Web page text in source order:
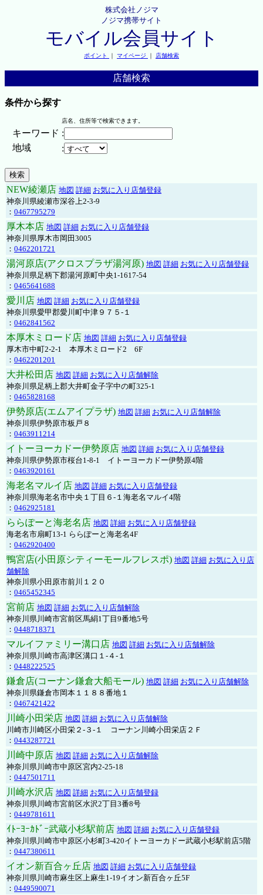
株式会社ノジマ
ノジマ携帯サイト
モバイル会員サイト
ポイント ｜ マイページ ｜ 店舗検索
店舗検索
条件から探す
店名、住所等で検索できます。
キーワード :
地域
:
NEW綾瀬店 地図 詳細 お気に入り店舗登録
神奈川県綾瀬市深谷上2-3-9
： 0467795279
厚木本店 地図 詳細 お気に入り店舗登録
神奈川県厚木市岡田3005
： 0462201721
湯河原店(アクロスプラザ湯河原) 地図 詳細 お気に入り店舗登録
神奈川県足柄下郡湯河原町中央1-1617-54
： 0465641688
愛川店 地図 詳細 お気に入り店舗登録
神奈川県愛甲郡愛川町中津９７５-１
： 0462841562
本厚木ミロード店 地図 詳細 お気に入り店舗登録
厚木市中町2-2-1 本厚木ミロード2 6F
： 0462201201
大井松田店 地図 詳細 お気に入り店舗解除
神奈川県足柄上郡大井町金子字中の町325-1
： 0465828168
伊勢原店(エムアイプラザ) 地図 詳細 お気に入り店舗解除
神奈川県伊勢原市板戸８
： 0463911214
イトーヨーカドー伊勢原店 地図 詳細 お気に入り店舗登録
神奈川県伊勢原市桜台1-8-1 イトーヨーカドー伊勢原4階
： 0463920161
海老名マルイ店 地図 詳細 お気に入り店舗登録
神奈川県海老名市中央１丁目６-１海老名マルイ4階
： 0462925181
ららぽーと海老名店 地図 詳細 お気に入り店舗登録
海老名市扇町13-1 ららぽーと海老名4F
： 0462920400
鴨宮店(小田原シティーモールフレスポ) 地図 詳細 お気に入り店
舗解除
神奈川県小田原市前川１２０
： 0465452345
宮前店 地図 詳細 お気に入り店舗解除
神奈川県川崎市宮前区馬絹1丁目9番地5号
： 0448718371
マルイファミリー溝口店 地図 詳細 お気に入り店舗解除
神奈川県川崎市高津区溝口１-４-１
： 0448222525
鎌倉店(コーナン鎌倉大船モール) 地図 詳細 お気に入り店舗解除
神奈川県鎌倉市岡本１１８８番地１
： 0467421422
川崎小田栄店 地図 詳細 お気に入り店舗解除
川崎市川崎区小田栄２‐３‐１ コーナン川崎小田栄店２Ｆ
： 0443287721
川崎中原店 地図 詳細 お気に入り店舗解除
神奈川県川崎市中原区宮内2-25-18
： 0447501711
川崎水沢店 地図 詳細 お気に入り店舗登録
神奈川県川崎市宮前区水沢2丁目3番8号
： 0449781611
ｲﾄｰﾖｰｶﾄﾞｰ武蔵小杉駅前店 地図 詳細 お気に入り店舗登録
神奈川県川崎市中原区小杉町3-420イトーヨーカドー武蔵小杉駅前店5階
： 0447380611
イオン新百合ヶ丘店 地図 詳細 お気に入り店舗登録
神奈川県川崎市麻生区上麻生1-19イオン新百合ヶ丘5F
： 0449590071